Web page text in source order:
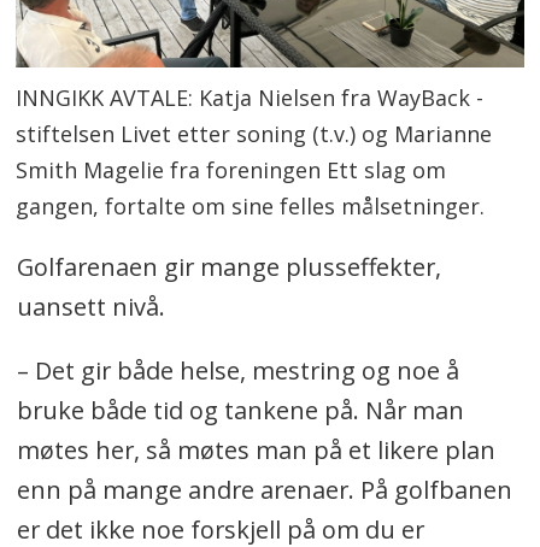
INNGIKK AVTALE: Katja Nielsen fra WayBack -
stiftelsen Livet etter soning (t.v.) og Marianne
Smith Magelie fra foreningen Ett slag om
gangen, fortalte om sine felles målsetninger.
Golfarenaen gir mange plusseffekter,
uansett nivå.
– Det gir både helse, mestring og noe å
bruke både tid og tankene på. Når man
møtes her, så møtes man på et likere plan
enn på mange andre arenaer. På golfbanen
er det ikke noe forskjell på om du er